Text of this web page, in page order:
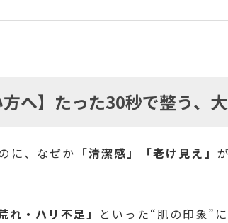
方へ】たった30秒で整う、
に、なぜか 「清潔感」「老け見え」
れ・ハリ不足」 といった“肌の印象”